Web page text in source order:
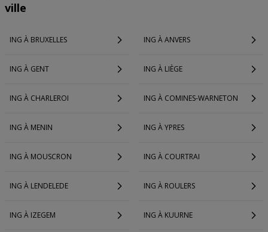
ville
ING À BRUXELLES ING À ANVERS
ING À GENT ING À LIÈGE
ING À CHARLEROI ING À COMINES-WARNETON
ING À MENIN ING À YPRES
ING À MOUSCRON ING À COURTRAI
ING À LENDELEDE ING À ROULERS
ING À IZEGEM ING À KUURNE